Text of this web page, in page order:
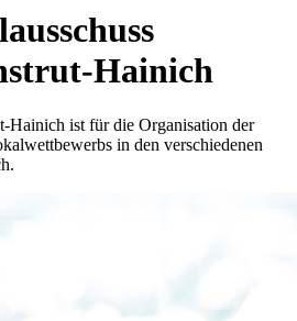
Hainich
ist für die Organisation der
in den verschiedenen